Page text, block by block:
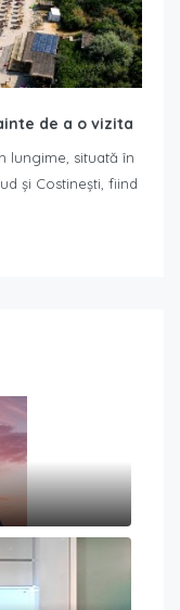
de a o vizita
lungime, situată în
și Costinești, fiind